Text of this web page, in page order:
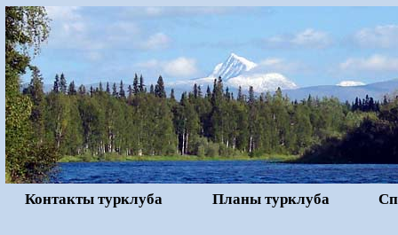
Контакты турклуба Планы турклуба